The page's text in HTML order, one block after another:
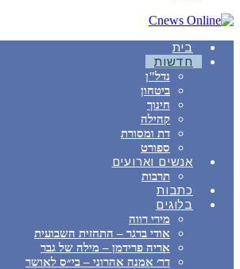
בית
חדשות
נדל"ן
ביטחון
חינוך
קהילה
דת ומסורת
ספורט
אנשים וארועים
תרבות
כתבות
בלוגים
מירי רווה
אודי ברגר – התחזית השבועית
אריה פרידמן – מילה של גבר
דר׳ אמנה אהרוני – בי״ס לאושר